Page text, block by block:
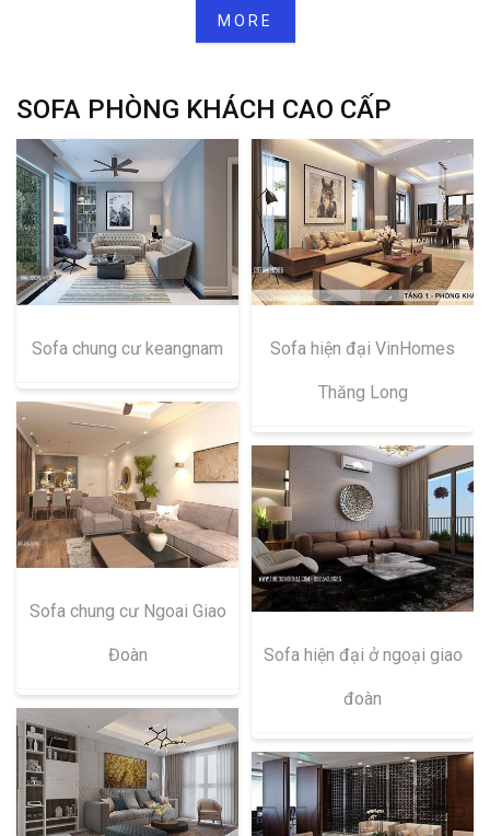
MORE
SOFA PHÒNG KHÁCH CAO CẤP
Sofa chung cư keangnam Sofa hiện đại VinHomes
Thăng Long
Sofa chung cư Ngoai Giao
Đoàn Sofa hiện đại ở ngoại giao
đoàn